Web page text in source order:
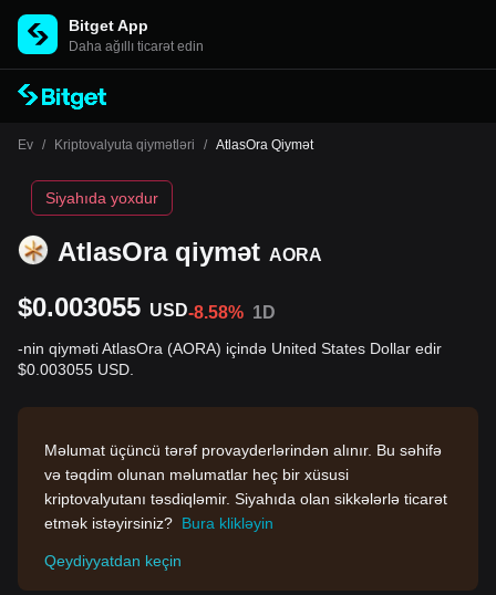
Bitget App
Daha ağıllı ticarət edin
Ev / Kriptovalyuta qiymətləri / AtlasOra Qiymət
AtlasOra qiymət AORA
Siyahıda yoxdur
$0.003055 USD-8.58% 1D
-nin qiyməti AtlasOra (AORA) içində United States Dollar edir
$0.003055 USD.
Məlumat üçüncü tərəf provayderlərindən alınır. Bu səhifə
və təqdim olunan məlumatlar heç bir xüsusi
kriptovalyutanı təsdiqləmir. Siyahıda olan sikkələrlə ticarət
etmək istəyirsiniz? Bura klikləyin
Qeydiyyatdan keçin